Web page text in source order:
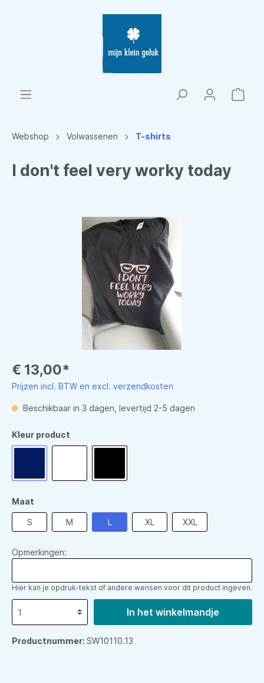
Webshop Volwassenen T-shirts
I don't feel very worky today
€ 13,00*
Prijzen incl. BTW en excl. verzendkosten
Beschikbaar in 3 dagen, levertijd 2-5 dagen
Kleur product
Maat
S M L XL XXL
Opmerkingen:
Hier kan je opdruk-tekst of andere wensen voor dit product ingeven.
In het winkelmandje
Productnummer: SW10110.13